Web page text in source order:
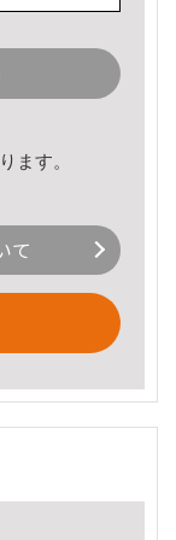
ます。
て